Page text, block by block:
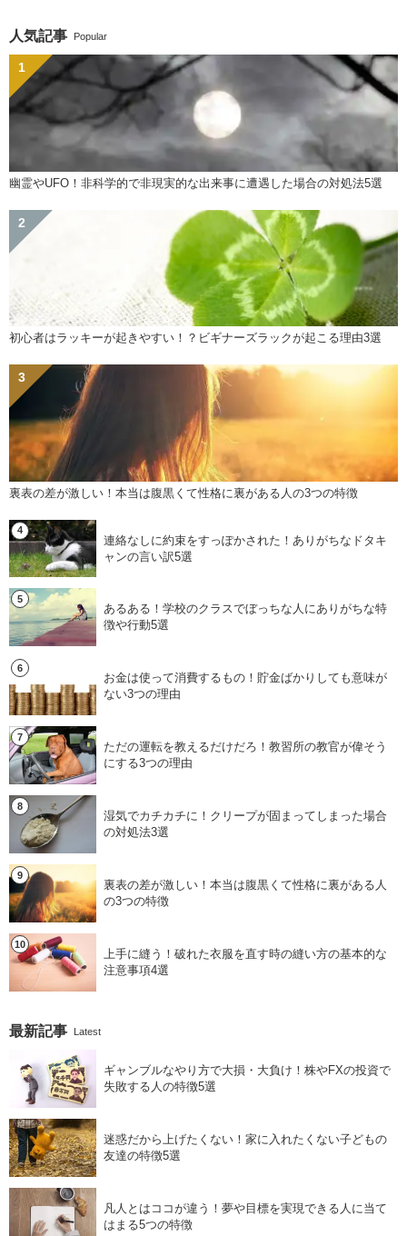
人気記事 Popular
幽霊やUFO！非科学的で非現実的な出来事に遭遇した場合の対処法5選
初心者はラッキーが起きやすい！？ビギナーズラックが起こる理由3選
裏表の差が激しい！本当は腹黒くて性格に裏がある人の3つの特徴
連絡なしに約束をすっぽかされた！ありがちなドタキ
ャンの言い訳5選
あるある！学校のクラスでぼっちな人にありがちな特
徴や行動5選
お金は使って消費するもの！貯金ばかりしても意味が
ない3つの理由
ただの運転を教えるだけだろ！教習所の教官が偉そう
にする3つの理由
湿気でカチカチに！クリープが固まってしまった場合
の対処法3選
裏表の差が激しい！本当は腹黒くて性格に裏がある人
の3つの特徴
上手に縫う！破れた衣服を直す時の縫い方の基本的な
注意事項4選
最新記事 Latest
ギャンブルなやり方で大損・大負け！株やFXの投資で
失敗する人の特徴5選
迷惑だから上げたくない！家に入れたくない子どもの
友達の特徴5選
凡人とはココが違う！夢や目標を実現できる人に当て
はまる5つの特徴